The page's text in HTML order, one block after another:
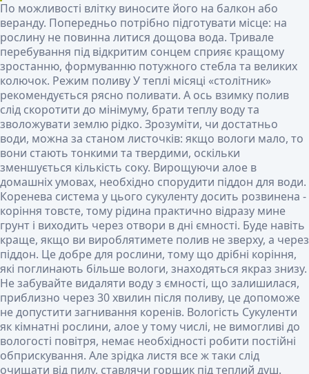
По можливості влітку виносите його на балкон або
веранду. Попередньо потрібно підготувати місце: на
рослину не повинна литися дощова вода. Тривале
перебування під відкритим сонцем сприяє кращому
зростанню, формуванню потужного стебла та великих
колючок. Режим поливуУ теплі місяці «столітник»
рекомендується рясно поливати. А ось взимку полив
слід скоротити до мінімуму, брати теплу воду та
зволожувати землю рідко. Зрозуміти, чи достатньо
води, можна за станом листочків: якщо вологи мало, то
вони стають тонкими та твердими, оскільки
зменшується кількість соку. Вирощуючи алое в
домашніх умовах, необхідно спорудити піддон для води.
Коренева система у цього сукуленту досить розвинена -
коріння товсте, тому рідина практично відразу мине
грунт і виходить через отвори в дні ємності. Буде навіть
краще, якщо ви вироблятимете полив не зверху, а через
піддон. Це добре для рослини, тому що дрібні коріння,
які поглинають більше вологи, знаходяться якраз знизу.
Не забувайте видаляти воду з ємності, що залишилася,
приблизно через 30 хвилин після поливу, це допоможе
не допустити загнивання коренів. Вологість Сукуленти
як кімнатні рослини, алое у тому числі, не вимогливі до
вологості повітря, немає необхідності робити постійні
обприскування. Але зрідка листя все ж таки слід
очищати від пилу, ставлячи горщик під теплий душ.